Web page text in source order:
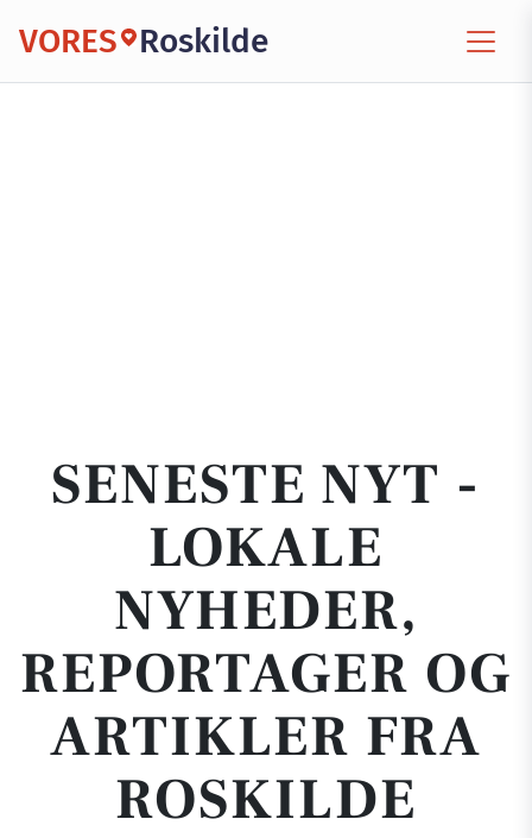
VORES Roskilde
SENESTE NYT -
LOKALE
NYHEDER,
REPORTAGER OG
ARTIKLER FRA
ROSKILDE